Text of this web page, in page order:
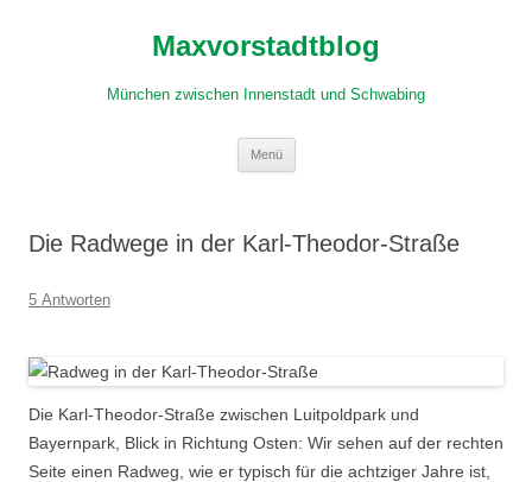
Maxvorstadtblog
München zwischen Innenstadt und Schwabing
Menü
Die Radwege in der Karl-Theodor-Straße
5 Antworten
Die Karl-Theodor-Straße zwischen Luitpoldpark und
Bayernpark, Blick in Richtung Osten: Wir sehen auf der rechten
Seite einen Radweg, wie er typisch für die achtziger Jahre ist,